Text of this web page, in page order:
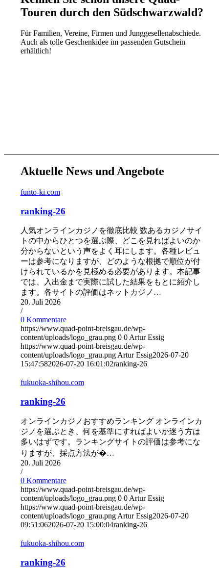
Touren durch den Südschwarzwald?
Für Familien, Vereine, Firmen und Junggesellenabschiede.
Auch als tolle Geschenkidee im passenden Gutschein
erhältlich!
Aktuelle News und Angebote
funto-ki.com
ranking-26
人気オンラインカジノを徹底比較 数あるカジノサイ
トの中からひとつを選ぶ際、どこを見ればよいのか
分からないという声をよく耳にします。各種レビュ
ーは参考になりますが、どのような根拠で順位が付
けられているかを見極める必要があります。本記事
では、入出金まで実際に試した結果をもとに紹介し
ます。各サイトの評価はネットカジノ…
20. Juli 2026
/
0 Kommentare
https://www.quad-point-breisgau.de/wp-
content/uploads/logo_grau.png 0 0 Artur Essig
https://www.quad-point-breisgau.de/wp-
content/uploads/logo_grau.png Artur Essig2026-07-20
15:47:582026-07-20 16:01:02ranking-26
fukuoka-shihou.com
ranking-26
オンラインカジノおすすめランキング オンラインカ
ジノを選ぶとき、何を基準にすればよいか迷う方は
多いはずです。ランキングサイトの評価は参考にな
りますが、採点方法が�…
20. Juli 2026
/
0 Kommentare
https://www.quad-point-breisgau.de/wp-
content/uploads/logo_grau.png 0 0 Artur Essig
https://www.quad-point-breisgau.de/wp-
content/uploads/logo_grau.png Artur Essig2026-07-20
09:51:062026-07-20 15:00:04ranking-26
fukuoka-shihou.com
ranking-26